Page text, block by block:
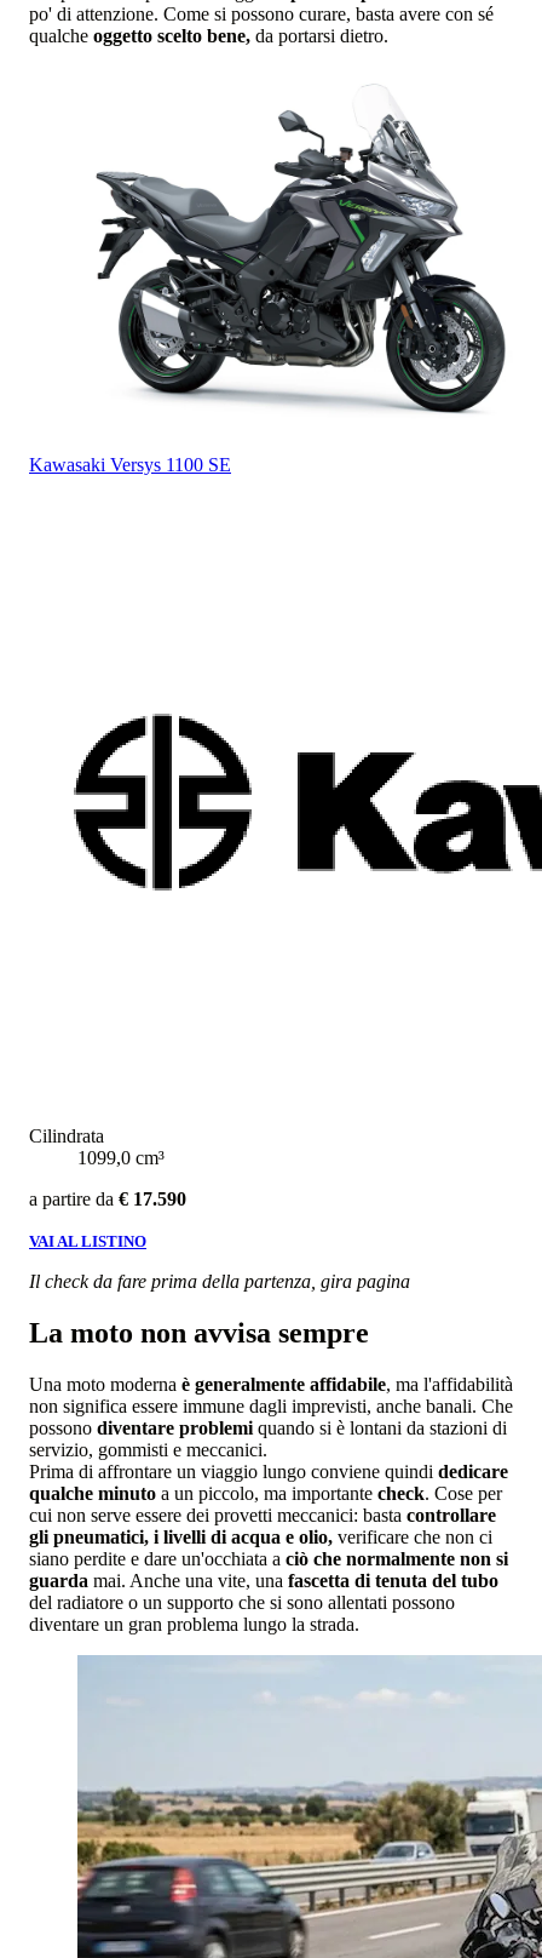
po' di attenzione. Come si possono curare, basta avere con sé
qualche oggetto scelto bene, da portarsi dietro.
Kawasaki Versys 1100 SE
Cilindrata
1099,0 cm³
a partire da € 17.590
VAI AL LISTINO
Il check da fare prima della partenza, gira pagina
La moto non avvisa sempre
Una moto moderna è generalmente affidabile, ma l'affidabilità
non significa essere immune dagli imprevisti, anche banali. Che
possono diventare problemi quando si è lontani da stazioni di
servizio, gommisti e meccanici.
Prima di affrontare un viaggio lungo conviene quindi dedicare
qualche minuto a un piccolo, ma importante check. Cose per
cui non serve essere dei provetti meccanici: basta controllare
gli pneumatici, i livelli di acqua e olio, verificare che non ci
siano perdite e dare un'occhiata a ciò che normalmente non si
guarda mai. Anche una vite, una fascetta di tenuta del tubo
del radiatore o un supporto che si sono allentati possono
diventare un gran problema lungo la strada.